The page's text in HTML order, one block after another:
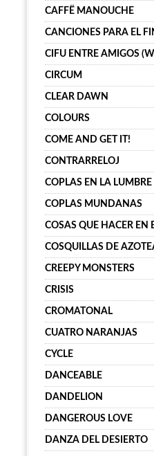
CAFFË MANOUCHE
CANCIONES PARA EL
CIFU ENTRE AMIGOS
CIRCUM
CLEAR DAWN
COLOURS
COME AND GET IT!
CONTRARRELOJ
COPLAS EN LA LUMBRE
COPLAS MUNDANAS
COSAS QUE HACER EN
COSQUILLAS DE
CREEPY MONSTERS
CRISIS
CROMATONAL
CUATRO NARANJAS
CYCLE
DANCEABLE
DANDELION
DANGEROUS LOVE
DANZA DEL DESIERTO